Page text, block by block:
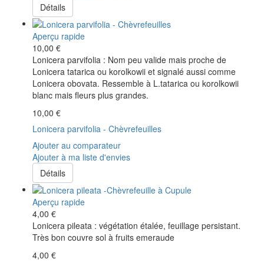
Détails
Aperçu rapide
10,00 €
Lonicera parvifolia : Nom peu valide mais proche de
Lonicera tatarica ou korolkowii et signalé aussi comme
Lonicera obovata. Ressemble à L.tatarica ou korolkowii
blanc mais fleurs plus grandes.
10,00 €
Lonicera parvifolia - Chèvrefeuilles
Ajouter au comparateur
Ajouter à ma liste d'envies
Détails
Aperçu rapide
4,00 €
Lonicera pileata : végétation étalée, feuillage persistant.
Très bon couvre sol à fruits emeraude
4,00 €